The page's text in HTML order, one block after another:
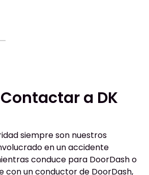
a DK
siempre son nuestros
en un accidente
conduce para DoorDash o
con un conductor de DoorDash,